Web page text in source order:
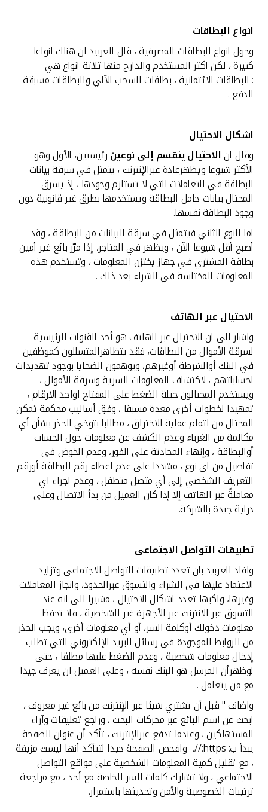
انواع البطاقات
وحول انواع البطاقات المصرفية ، قال العربيد ان هناك انواعا
كثيرة ، لكن اكثر المستخدم والدارج منها ثلاثة انواع هي
: البطاقات الائتمانية ، بطاقات السحب الآلي والبطاقات مسبقة
الدفع .
اشكال الاحتيال
وقال انالاحتيال ينقسم إلى نوعينرئيسيين، الأول وهو
الأكثر شيوعا ويظهرعادة عبرالإنترنت ، يتمثل في سرقة بيانات
البطاقة في التعاملات التي لا تستلزم وجودها ، إذ يسرق
المحتال بيانات حامل البطاقة ويستخدمها بطرق غير قانونية دون
وجود البطاقة نفسها.
اما النوع الثاني فيتمثل في سرقة البيانات من البطاقة ، وقد
أصبح أقل شيوعا الآن ، ويظهر في المتاجر، إذا مرّر بائع غير أمين
بطاقة المشتري في جهاز يختزن المعلومات ، وتستخدم هذه
المعلومات المختلسة في الشراء بعد ذلك .
الاحتيال عبر الهاتف
واشار الى ان الاحتيال عبر الهاتف هو أحد القنوات الرئيسية
لسرقة الأموال من البطاقات، فقد يتظاهرالمتسللون كموظفين
في البنك أوالشرطة أوغيرهم، ويوهمون الضحايا بوجود تهديدات
لحساباتهم ، لاكتشاف المعلومات السرية وسرقة الأموال ،
ويستخدم المحتالون حيلة الضغط على المفتاح اواحد الارقام ،
تمهيدا لخطوات أخرى معدة مسبقا ، وفق أساليب محكمة تمكن
المحتال من اتمام عملية الاختراق ، مطالبا بتوخي الحذر بشأن أي
مكالمة من الغرباء وعدم الكشف عن معلومات حول الحساب
أوالبطاقة ، وإنهاء المحادثة على الفور، وعدم الخوض فى
تفاصيل من اى نوع ، مشددا على عدم اعطاء رقم البطاقة أورقم
التعريف الشخصي إلى أي متصل متطفل ، وعدم اجراء اي
معاملةً عبر الهاتف إلا إذا كان العميل من بدأ الاتصال وعلى
دراية جيدة بالشركة.
تطبيقات التواصل الاجتماعى
وافاد العربيد بان تعدد تطبيقات التواصل الاجتماعى وتزايد
الاعتماد عليها فى الشراء والتسوق عبرالحدود، وانجاز المعاملات
وغيرها، واكبها تعدد اشكال الاحتيال ، مشيرا الى انه عند
التسوق عبر الانترنت عبر الأجهزة غير الشخصية ، فلا تحفظ
معلومات دخولك أوكلمة السر، أو أي معلومات أخرى، ويجب الحذر
من الروابط الموجودة في رسائل البريد الإلكتروني التي تطلب
إدخال معلومات شخصية ، وعدم الضغط عليها مطلقا ، حتى
لوظهرأن المرسل هو البنك نفسه ، وعلى العميل ان يعرف جيدا
مع من يتعامل .
واضاف " قبل أن تشتري شيئا عبر الإنترنت من بائع غير معروف ،
ابحث عن اسم البائع عبر محركات البحث ، وراجع تعليقات وآراء
المستهلكين ، وعندما تدفع عبرالإنترنت ، تأكد أن عنوان الصفحة
يبدأ ب: https://، وافحص الصفحة جيدا لتتأكد أنها ليست مزيفة
، مع تقليل كمية المعلومات الشخصية على مواقع التواصل
الاجتماعي ، ولا تشارك كلمات السر الخاصة مع أحد ، مع مراجعة
ترتيبات الخصوصية والأمن وتحديثها باستمرار.